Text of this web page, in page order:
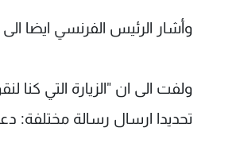
وأشار الرئيس الفرنسي ايضا
ولفت الى ان "الزيارة التي كنا
تحديدا ارسال رسالة مختلفة: